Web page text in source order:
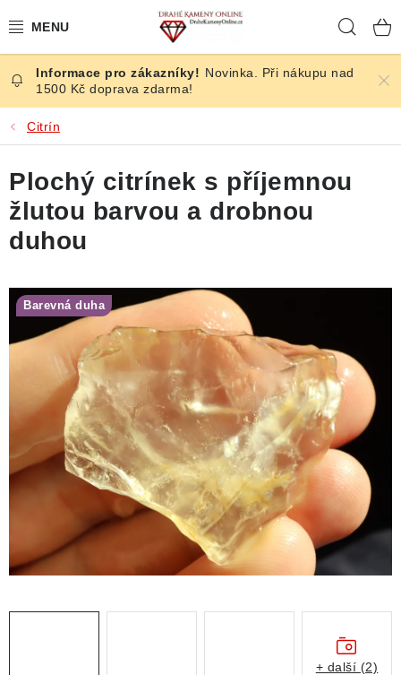
na
ČESKÉ KAMENY
ŠPERKY
KAMENY ZE SVĚTA
BROUŠENÉ
ÚČINKY
KRYSTALY
ČLÁNKY
NALEZIŠTĚ
VIDEOGALERIE
Novinka. Při nákupu nad
1500 Kč doprava zdarma!
Citrín
Plochý citrínek s příjemnou
žlutou barvou a drobnou
duhou
Barevná duha
+ další (2)